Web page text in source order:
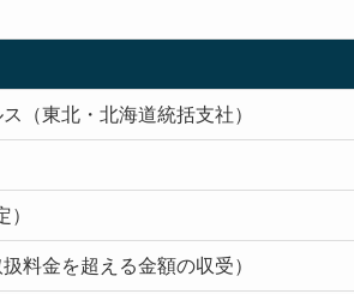
（東北・北海道統括支社）
料金を超える金額の収受）